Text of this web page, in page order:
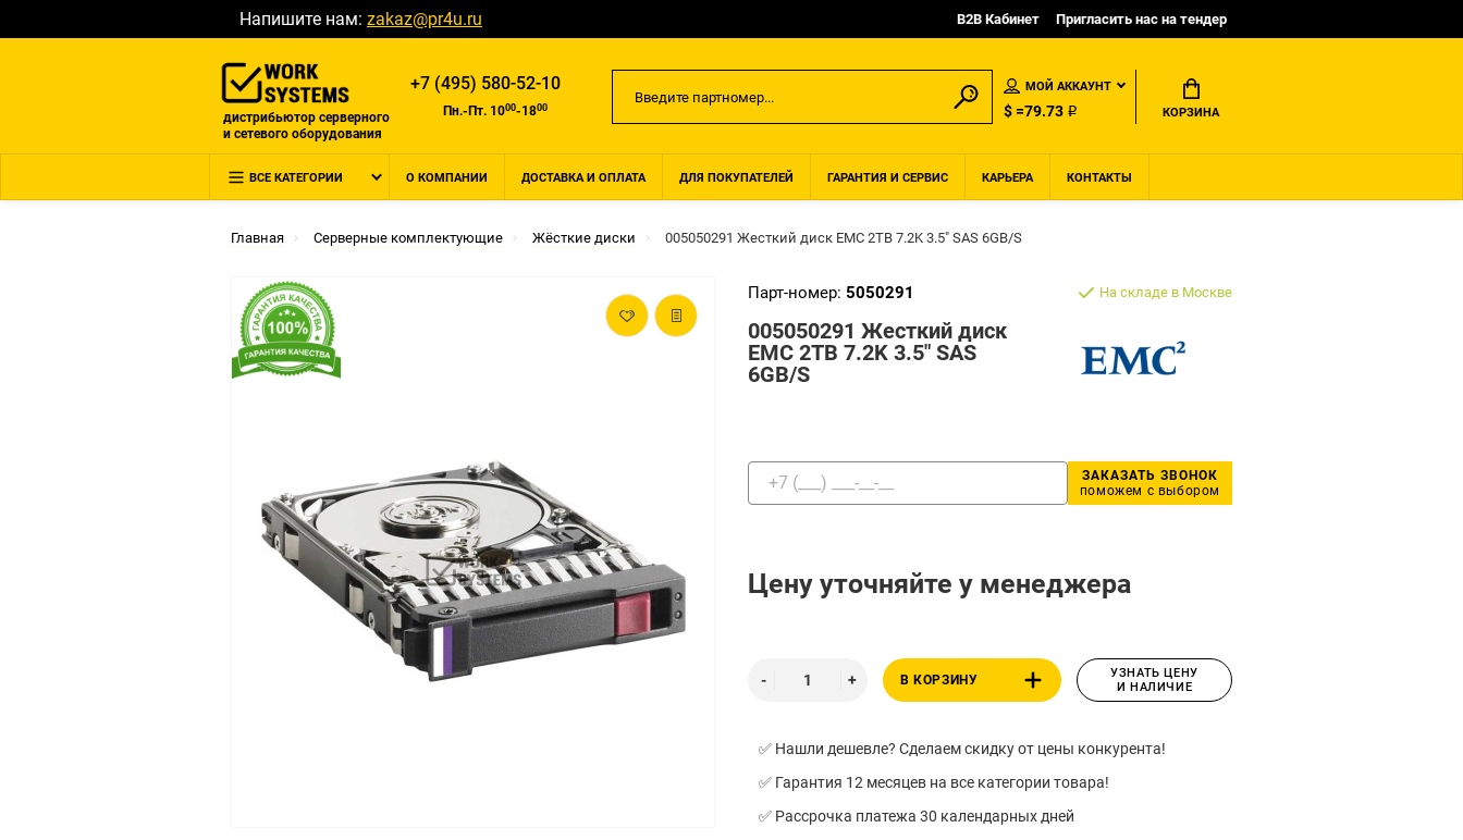
Напишите нам: zakaz@pr4u.ru B2B Кабинет Пригласить нас на тендер
дистрибьютор серверного
и сетевого оборудования
+7 (495) 580-52-10
Пн.-Пт. 1000-1800
МОЙ АККАУНТ
$ =79.73 ₽ КОРЗИНА
ВСЕ КАТЕГОРИИ О КОМПАНИИ ДОСТАВКА И ОПЛАТА ДЛЯ ПОКУПАТЕЛЕЙ ГАРАНТИЯ И СЕРВИС КАРЬЕРА КОНТАКТЫ
Главная Серверные комплектующие Жёсткие диски 005050291 Жесткий диск EMC 2TB 7.2K 3.5" SAS 6GB/S
Парт-номер: 5050291
005050291 Жесткий диск
EMC 2TB 7.2K 3.5" SAS
6GB/S
На складе в Москве
ЗАКАЗАТЬ ЗВОНОК
поможем с выбором
Цену уточняйте у менеджера
В КОРЗИНУ
УЗНАТЬ ЦЕНУ
И НАЛИЧИЕ
✅ Нашли дешевле? Сделаем скидку от цены конкурента!
✅ Гарантия 12 месяцев на все категории товара!
✅ Рассрочка платежа 30 календарных дней